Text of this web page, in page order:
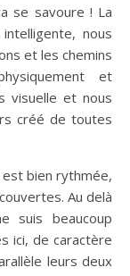
se savoure ! La
nous
et les chemins
et
visuelle et nous
créé de toutes
est bien rythmée,
Au delà
suis beaucoup
ici, de caractère
leurs deux